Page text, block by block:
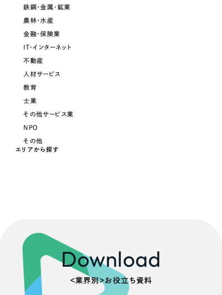
鉄鋼・金属・鉱業
農林・水産
金融・保険業
IT・インターネット
不動産
人材サービス
教育
士業
その他サービス業
NPO
その他
エリアから探す
Download
＜業界別＞お役立ち資料